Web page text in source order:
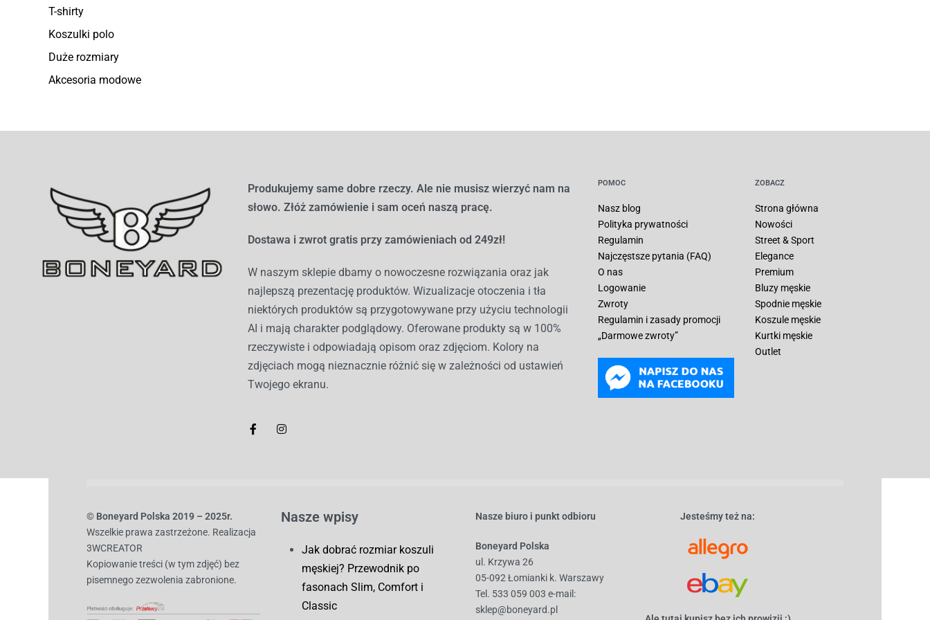
T-shirty
Koszulki polo
Duże rozmiary
Akcesoria modowe
Produkujemy same dobre rzeczy. Ale nie musisz wierzyć nam na
słowo. Złóż zamówienie i sam oceń naszą pracę.
Dostawa i zwrot gratis przy zamówieniach od 249zł!
W naszym sklepie dbamy o nowoczesne rozwiązania oraz jak
najlepszą prezentację produktów. Wizualizacje otoczenia i tła
niektórych produktów są przygotowywane przy użyciu technologii
AI i mają charakter podglądowy. Oferowane produkty są w 100%
rzeczywiste i odpowiadają opisom oraz zdjęciom. Kolory na
zdjęciach mogą nieznacznie różnić się w zależności od ustawień
Twojego ekranu.
POMOC
Nasz blog
Polityka prywatności
Regulamin
Najczęstsze pytania (FAQ)
O nas
Logowanie
Zwroty
Regulamin i zasady promocji
„Darmowe zwroty”
ZOBACZ
Strona główna
Nowości
Street & Sport
Elegance
Premium
Bluzy męskie
Spodnie męskie
Koszule męskie
Kurtki męskie
Outlet
© Boneyard Polska 2019 – 2025r.
Wszelkie prawa zastrzeżone. Realizacja
3WCREATOR
Kopiowanie treści (w tym zdjęć) bez
pisemnego zezwolenia zabronione.
Nasze wpisy
Jak dobrać rozmiar koszuli
męskiej? Przewodnik po
fasonach Slim, Comfort i
Classic
Nasze biuro i punkt odbioru
Boneyard Polska
ul. Krzywa 26
05-092 Łomianki k. Warszawy
Tel. 533 059 003 e-mail:
sklep@boneyard.pl
Jesteśmy też na: